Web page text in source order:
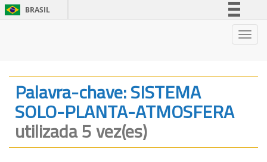
BRASIL
Legislação
Canais
Palavra-chave: SISTEMA
SOLO-PLANTA-ATMOSFERA
utilizada 5 vez(es)